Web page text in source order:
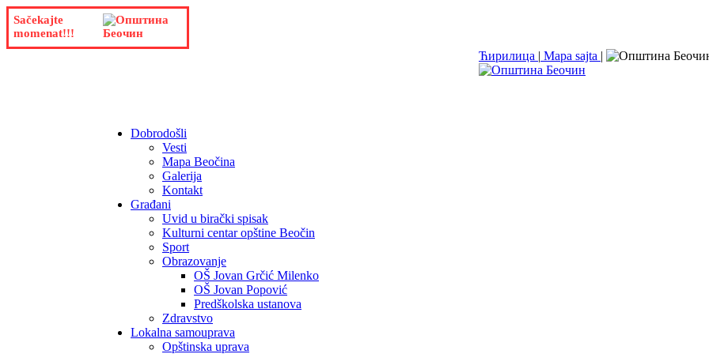
Sačekajte
momenat!!!
Ћирилица | Mapa sajta |
Dobrodošli
Vesti
Mapa Beočina
Galerija
Kontakt
Građani
Uvid u birački spisak
Kulturni centar opštine Beočin
Sport
Obrazovanje
OŠ Jovan Grčić Milenko
OŠ Jovan Popović
Predškolska ustanova
Zdravstvo
Lokalna samouprava
Opštinska uprava